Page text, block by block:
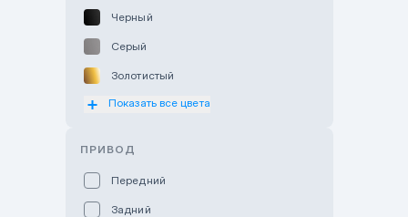
Черный
Серый
Золотистый
Оранжевый
Показать все цвета
ПРИВОД
Передний
Задний